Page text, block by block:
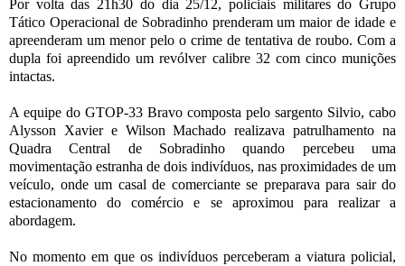
Por volta das 21h30 do dia 25/12, policiais militares do Grupo
Tático Operacional de Sobradinho prenderam um maior de idade e
apreenderam um menor pelo o crime de tentativa de roubo. Com a
dupla foi apreendido um revólver calibre 32 com cinco munições
intactas.
A equipe do GTOP-33 Bravo composta pelo sargento Silvio, cabo
Alysson Xavier e Wilson Machado realizava patrulhamento na
Quadra Central de Sobradinho quando percebeu uma
movimentação estranha de dois indivíduos, nas proximidades de um
veículo, onde um casal de comerciante se preparava para sair do
estacionamento do comércio e se aproximou para realizar a
abordagem.
No momento em que os indivíduos perceberam a viatura policial,